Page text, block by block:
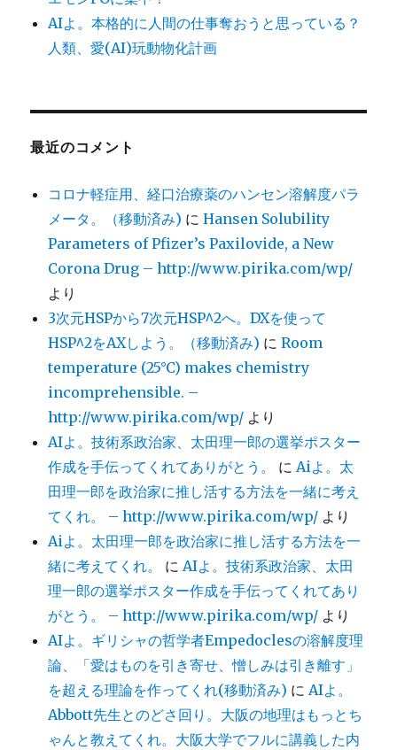
AIよ。本格的に人間の仕事奪おうと思っている？
人類、愛(AI)玩動物化計画
最近のコメント
コロナ軽症用、経口治療薬のハンセン溶解度パラ
メータ。（移動済み) にHansen Solubility
Parameters of Pfizer’s Paxilovide, a New
Corona Drug – http://www.pirika.com/wp/
より
3次元HSPから7次元HSP^2へ。DXを使って
HSP^2をAXしよう。（移動済み) にRoom
temperature (25°C) makes chemistry
incomprehensible. –
http://www.pirika.com/wp/ より
AIよ。技術系政治家、太田理一郎の選挙ポスター
作成を手伝ってくれてありがとう。
にAiよ。太
田理一郎を政治家に推し活する方法を一緒に考え
てくれ。 – http://www.pirika.com/wp/ より
Aiよ。太田理一郎を政治家に推し活する方法を一
緒に考えてくれ。
にAIよ。技術系政治家、太田
理一郎の選挙ポスター作成を手伝ってくれてあり
がとう。 – http://www.pirika.com/wp/ より
AIよ。ギリシャの哲学者Empedoclesの溶解度理
論、「愛はものを引き寄せ、憎しみは引き離す」
を超える理論を作ってくれ(移動済み) にAIよ。
Abbott先生とのどさ回り。大阪の地理はもっとち
ゃんと教えてくれ。大阪大学でフルに講義した内